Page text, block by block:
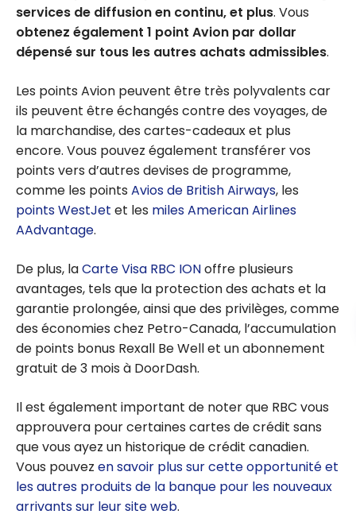
services de diffusion en continu, et plus. Vous
obtenez également 1 point Avion par dollar
dépensé sur tous les autres achats admissibles.
Les points Avion peuvent être très polyvalents car
ils peuvent être échangés contre des voyages, de
la marchandise, des cartes-cadeaux et plus
encore. Vous pouvez également transférer vos
points vers d’autres devises de programme,
comme les points Avios de British Airways, les
points WestJet et les miles American Airlines
AAdvantage.
De plus, laCarte Visa RBC IONoffre plusieurs
avantages, tels que la protection des achats et la
garantie prolongée, ainsi que des privilèges, comme
des économies chez Petro-Canada, l’accumulation
de points bonus Rexall Be Well et un abonnement
gratuit de 3 mois à DoorDash.
Il est également important de noter que RBC vous
approuvera pour certaines cartes de crédit sans
que vous ayez un historique de crédit canadien.
Vous pouvez en savoir plus sur cette opportunité et
les autres produits de la banque pour les nouveaux
arrivants sur leur site web.